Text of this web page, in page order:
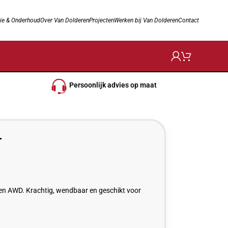
& OnderhoudOver Van DolderenProjectenWerken bij Van DolderenContact
Persoonlijk advies op maat
AWD. Krachtig, wendbaar en geschikt voor